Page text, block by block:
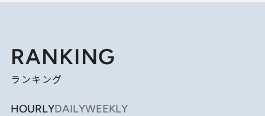
RANKING
ランキング
HOURLYDAILYWEEKLY